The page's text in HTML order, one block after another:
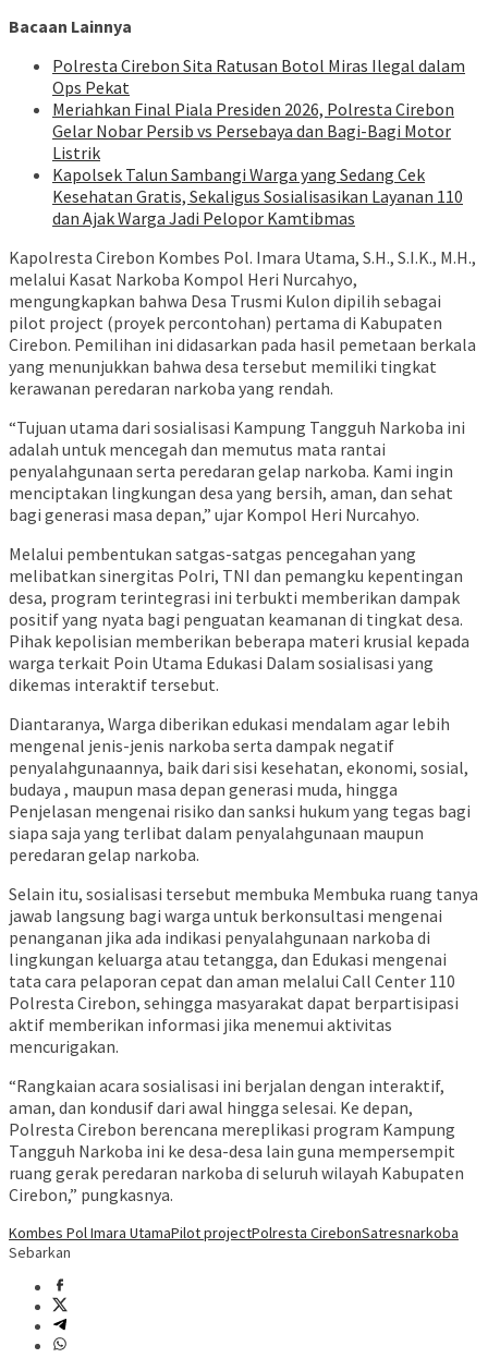
Bacaan Lainnya
Polresta Cirebon Sita Ratusan Botol Miras Ilegal dalam
Ops Pekat
Meriahkan Final Piala Presiden 2026, Polresta Cirebon
Gelar Nobar Persib vs Persebaya dan Bagi-Bagi Motor
Listrik
Kapolsek Talun Sambangi Warga yang Sedang Cek
Kesehatan Gratis, Sekaligus Sosialisasikan Layanan 110
dan Ajak Warga Jadi Pelopor Kamtibmas
Kapolresta Cirebon Kombes Pol. Imara Utama, S.H., S.I.K., M.H.,
melalui Kasat Narkoba Kompol Heri Nurcahyo,
mengungkapkan bahwa Desa Trusmi Kulon dipilih sebagai
pilot project (proyek percontohan) pertama di Kabupaten
Cirebon. Pemilihan ini didasarkan pada hasil pemetaan berkala
yang menunjukkan bahwa desa tersebut memiliki tingkat
kerawanan peredaran narkoba yang rendah.
“Tujuan utama dari sosialisasi Kampung Tangguh Narkoba ini
adalah untuk mencegah dan memutus mata rantai
penyalahgunaan serta peredaran gelap narkoba. Kami ingin
menciptakan lingkungan desa yang bersih, aman, dan sehat
bagi generasi masa depan,” ujar Kompol Heri Nurcahyo.
Melalui pembentukan satgas-satgas pencegahan yang
melibatkan sinergitas Polri, TNI dan pemangku kepentingan
desa, program terintegrasi ini terbukti memberikan dampak
positif yang nyata bagi penguatan keamanan di tingkat desa.
Pihak kepolisian memberikan beberapa materi krusial kepada
warga terkait Poin Utama Edukasi Dalam sosialisasi yang
dikemas interaktif tersebut.
Diantaranya, Warga diberikan edukasi mendalam agar lebih
mengenal jenis-jenis narkoba serta dampak negatif
penyalahgunaannya, baik dari sisi kesehatan, ekonomi, sosial,
budaya , maupun masa depan generasi muda, hingga
Penjelasan mengenai risiko dan sanksi hukum yang tegas bagi
siapa saja yang terlibat dalam penyalahgunaan maupun
peredaran gelap narkoba.
Selain itu, sosialisasi tersebut membuka Membuka ruang tanya
jawab langsung bagi warga untuk berkonsultasi mengenai
penanganan jika ada indikasi penyalahgunaan narkoba di
lingkungan keluarga atau tetangga, dan Edukasi mengenai
tata cara pelaporan cepat dan aman melalui Call Center 110
Polresta Cirebon, sehingga masyarakat dapat berpartisipasi
aktif memberikan informasi jika menemui aktivitas
mencurigakan.
“Rangkaian acara sosialisasi ini berjalan dengan interaktif,
aman, dan kondusif dari awal hingga selesai. Ke depan,
Polresta Cirebon berencana mereplikasi program Kampung
Tangguh Narkoba ini ke desa-desa lain guna mempersempit
ruang gerak peredaran narkoba di seluruh wilayah Kabupaten
Cirebon,” pungkasnya.
Kombes Pol Imara UtamaPilot projectPolresta CirebonSatresnarkoba
Sebarkan